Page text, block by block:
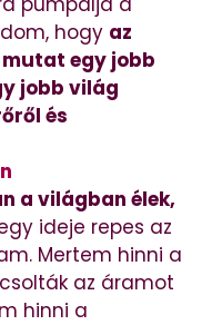
hogy az
egy jobb
jobb világ
és
a világban élek,
ideje repes az
Mertem hinni a
az áramot
hinni a